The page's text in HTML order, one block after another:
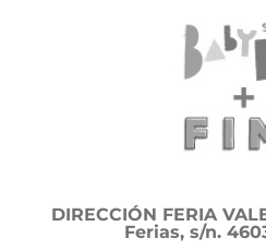
DIRECCIÓN FERIA
Ferias, s/n.